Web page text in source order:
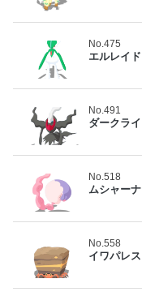
No.475
エルレイド
No.491
ダークライ
No.518
ムシャーナ
No.558
イワパレス